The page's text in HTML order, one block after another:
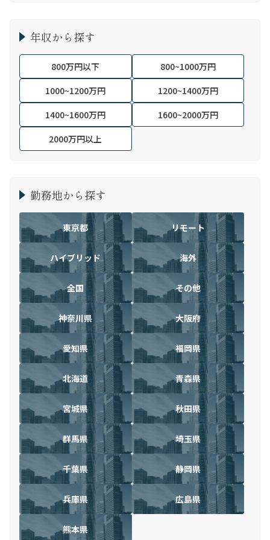
年収から探す
800万円以下
800~1000万円
1000~1200万円
1200~1400万円
1400~1600万円
1600~2000万円
2000万円以上
勤務地から探す
東京都 リモート
ハイブリッド 海外
全国 その他
神奈川県 大阪府
愛知県 福岡県
北海道 青森県
宮城県 秋田県
群馬県 埼玉県
千葉県 静岡県
兵庫県 広島県
熊本県